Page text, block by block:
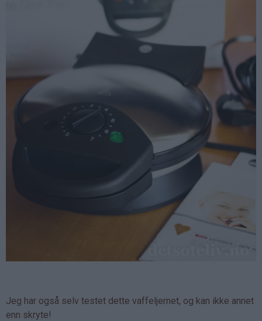
Jeg har også selv testet dette vaffeljernet, og kan ikke annet
enn skryte!